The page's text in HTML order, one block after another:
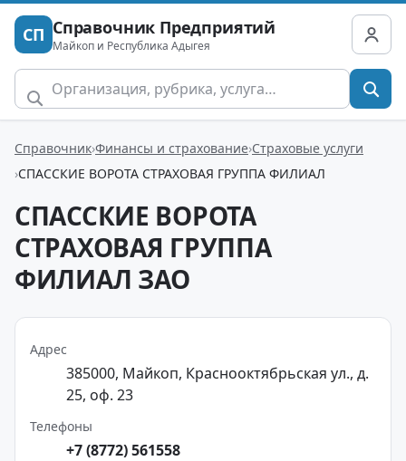
СП Справочник Предприятий
Майкоп и Республика Адыгея
Справочник Финансы и страхование Страховые услуги
СПАССКИЕ ВОРОТА СТРАХОВАЯ ГРУППА ФИЛИАЛ
СПАССКИЕ ВОРОТА
СТРАХОВАЯ ГРУППА
ФИЛИАЛ ЗАО
Адрес
385000, Майкоп, Краснооктябрьская ул., д.
25, оф. 23
Телефоны
+7 (8772) 561558